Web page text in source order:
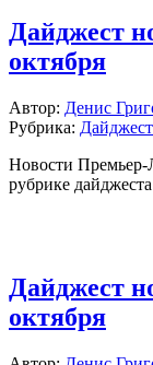
Дайджест
октября
Автор: Денис
Рубрика:
Новости Премьер-
рубрике
Дайджест
октября